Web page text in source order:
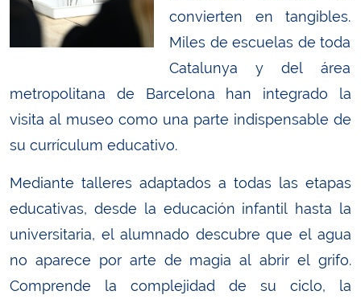
convierten en tangibles.
Miles de escuelas de toda
Catalunya y del área
metropolitana de Barcelona han integrado la
visita al museo como una parte indispensable de
su currículum educativo.
Mediante talleres adaptados a todas las etapas
educativas, desde la educación infantil hasta la
universitaria, el alumnado descubre que el agua
no aparece por arte de magia al abrir el grifo.
Comprende la complejidad de su ciclo, la